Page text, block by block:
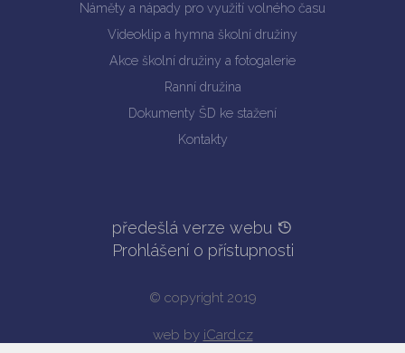
Náměty a nápady pro využití volného času
Videoklip a hymna školní družiny
Akce školní družiny a fotogalerie
Ranní družina
Dokumenty ŠD ke stažení
Kontakty
předešlá verze webu
Prohlášení o přístupnosti
© copyright 2019
web by iCard.cz